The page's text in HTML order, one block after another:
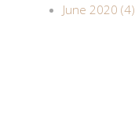
June 2020 (4)